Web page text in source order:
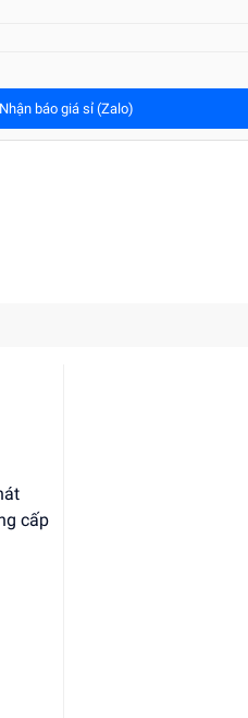
Nhận báo giá sỉ (Zalo)
cấp